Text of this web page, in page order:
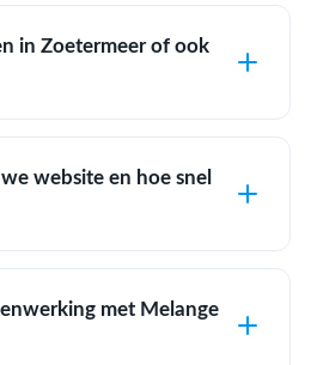
in Zoetermeer of ook
website en hoe snel
met Melange